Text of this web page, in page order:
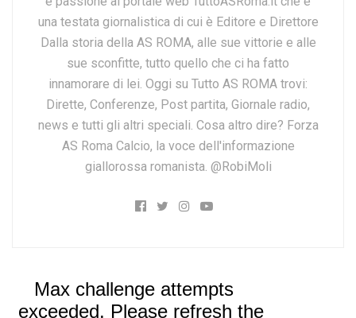
una testata giornalistica di cui è Editore e Direttore
Dalla storia della AS ROMA, alle sue vittorie e alle
sue sconfitte, tutto quello che ci ha fatto
innamorare di lei. Oggi su Tutto AS ROMA trovi:
Dirette, Conferenze, Post partita, Giornale radio,
news e tutti gli altri speciali. Cosa altro dire? Forza
AS Roma Calcio, la voce dell'informazione
giallorossa romanista. @RobiMoli